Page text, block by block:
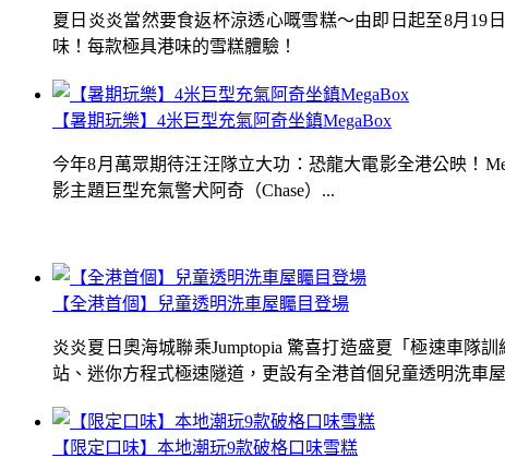
夏日炎炎當然要食返杯涼透心嘅雪糕～由即日起至8月19
味！每款極具港味的雪糕體驗！
【全港首個】兒童透明洗車屋矚目登場
炎炎夏日奧海城聯乘Jumptopia 驚喜打造盛夏「極速車隊
站、迷你方程式極速隧道，更設有全港首個兒童透明洗車
【暑期玩樂】4米巨型充氣阿奇坐鎮MegaBox
今年8月萬眾期待汪汪隊立大功：恐龍大電影全港公映！
影主題巨型充氣警犬阿奇（Chase）...
【限定口味】本地潮玩9款破格口味雪糕